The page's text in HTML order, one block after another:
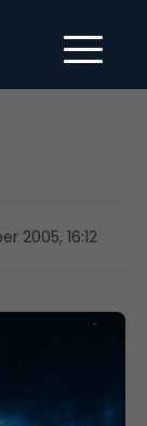
2005, 16:12